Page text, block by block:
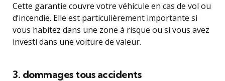
Cette garantie couvre votre véhicule en cas de vol ou
d’incendie. Elle est particulièrement importante si
vous habitez dans une zone à risque ou si vous avez
investi dans une voiture de valeur.
3. dommages tous accidents